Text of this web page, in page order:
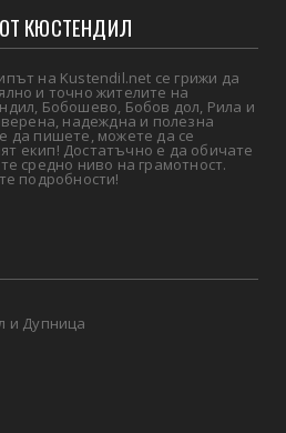
КЮСТЕНДИЛ
на Kustendil.net се грижи да
и точно жителите на
Бобошево, Бобов дол, Рила и
надеждна и полезна
да пишете, можете да се
екип! Достатъчно е да обичате
средно ниво на грамотност.
подробности!
и Дупница